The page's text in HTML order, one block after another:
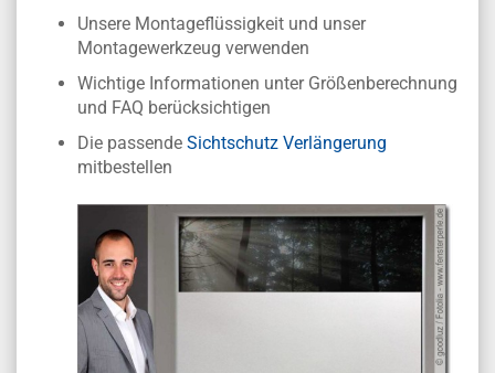
Unsere Montageflüssigkeit und unser
Montagewerkzeug verwenden
Wichtige Informationen unter Größenberechnung
und FAQ berücksichtigen
Die passende Sichtschutz Verlängerung
mitbestellen